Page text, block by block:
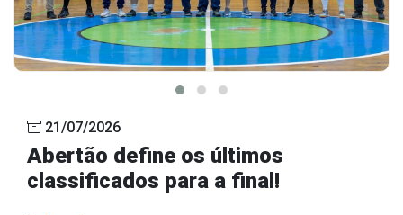
21/07/2026
Abertão define os últimos
classificados para a final!